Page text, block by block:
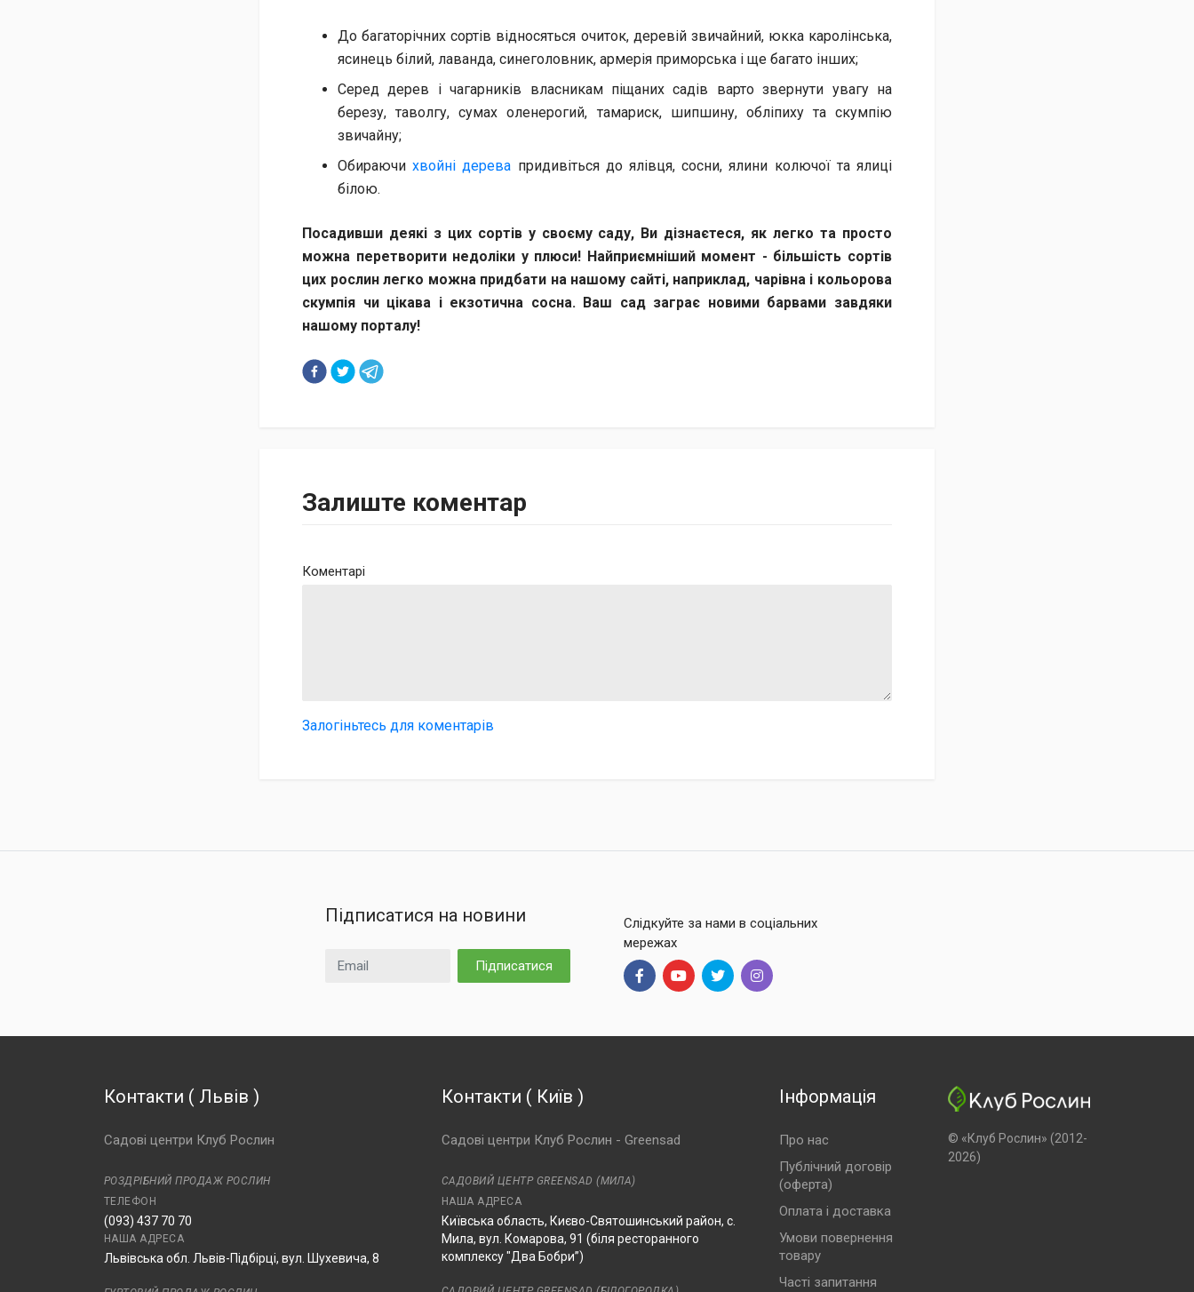
До багаторічних сортів відносяться очиток, деревій звичайний, юкка каролінська,
ясинець білий, лаванда, синеголовник, армерія приморська і ще багато інших;
Серед дерев і чагарників власникам піщаних садів варто звернути увагу на
березу​​, таволгу, сумах оленерогий, тамариск, шипшину, обліпиху та скумпію
звичайну;
Обираючихвойні дерева придивіться до ялівця, сосни, ялини колючої та ялиці
білою.
Посадивши деякі з цих сортів у своєму саду, Ви дізнаєтеся, як легко та просто
можна перетворити недоліки у плюси! Найприємніший момент - більшість сортів
цих рослин легко можна придбати на нашому сайті, наприклад, чарівна і кольорова
скумпія чи цікава і екзотична сосна. Ваш сад заграє новими барвами завдяки
нашому порталу!
Залиште коментар
Коментарі
Залогіньтесь для коментарів
Підписатися на новини
Email Підписатися
Слідкуйте за нами в соціальних
мережах
Контакти ( Львів )
Садові центри Клуб Рослин
РОЗДРІБНИЙ ПРОДАЖ РОСЛИН
ТЕЛЕФОН
(093) 437 70 70
НАША АДРЕСА
Львівська обл. Львів-Підбірці, вул. Шухевича, 8
Контакти ( Київ )
Садові центри Клуб Рослин - Greensad
САДОВИЙ ЦЕНТР GREENSAD (МИЛА)
НАША АДРЕСА
Київська область, Києво-Святошинський район, с.
Мила, вул. Комарова, 91 (біля ресторанного
комплексу "Два Бобри”)
Інформація
Про нас
Публічний договір
(оферта)
Оплата і доставка
Умови повернення
товару
Часті запитання
© «Клуб Рослин» (2012-
2026)